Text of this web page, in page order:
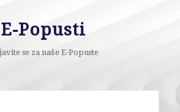
E-Popusti
se za naše E-Popuste